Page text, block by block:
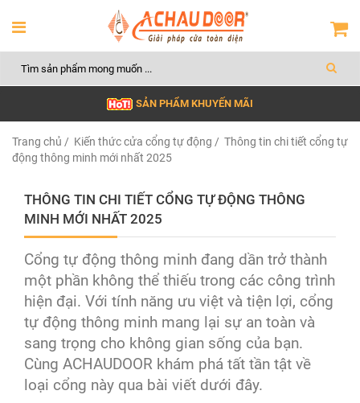
SẢN PHẨM KHUYẾN MÃI
Trang chủ / Kiến thức cửa cổng tự động / Thông tin chi tiết cổng tự
động thông minh mới nhất 2025
THÔNG TIN CHI TIẾT CỔNG TỰ ĐỘNG THÔNG
MINH MỚI NHẤT 2025
Cổng tự động thông minh đang dần trở thành
một phần không thể thiếu trong các công trình
hiện đại. Với tính năng ưu việt và tiện lợi, cổng
tự động thông minh mang lại sự an toàn và
sang trọng cho không gian sống của bạn.
Cùng ACHAUDOOR khám phá tất tần tật về
loại cổng này qua bài viết dưới đây.